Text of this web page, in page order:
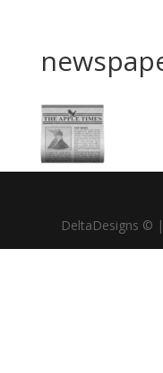
DeltaDesigns ©